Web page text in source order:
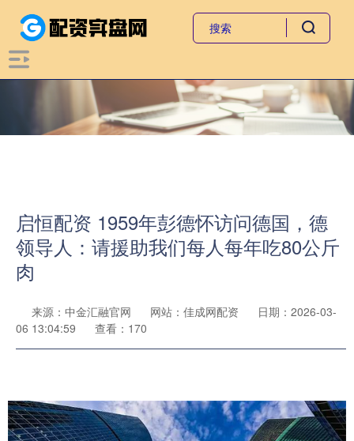
启恒配资 1959年彭德怀访问德国，德
领导人：请援助我们每人每年吃80公斤
肉
来源：中金汇融官网 网站：佳成网配资
日期：2026-03-
06 13:04:59
查看：170